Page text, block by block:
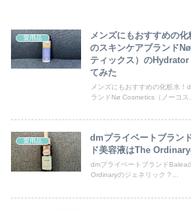
愛用品
メンズにもおすすめの
のスキンケアブランド
ティックス）の
てみた
メンズにもおすすめの化粧水
ランドNø Cosmetics（ノーコス...
愛用品
dmプライベートブラン
ド美容液はThe
dmプライベートブランドBalea
Ordinaryのジェネリック？...